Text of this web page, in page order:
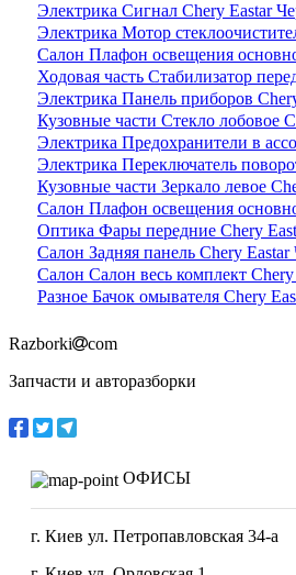
Электрика Сигнал Chery Eastar
Электрика Мотор
Салон Плафон освещения
Ходовая часть Стабилизатор
Электрика Панель приборов
Кузовные части Стекло лобовое
Электрика Предохранители в
Электрика Переключатель
Кузовные части Зеркало левое
Салон Плафон освещения
Оптика Фары передние Chery
Салон Задняя панель Chery Eastar
Салон Салон весь комплект
Разное Бачок омывателя Chery
Razborki
com
Запчасти и авторазборки
ОФИСЫ
г. Киев ул. Петропавловская 34-а